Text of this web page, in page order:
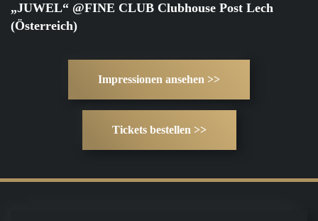
„JUWEL“ @FINE CLUB Clubhouse Post Lech
(Österreich)
Impressionen ansehen >>
Tickets bestellen >>